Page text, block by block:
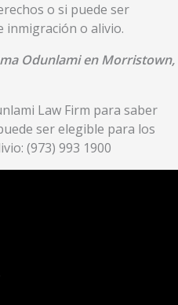
o si puede ser
inmigración o alivio.
Odunlami en Morristown,
Law Firm para saber
ser elegible para los
(973) 993 1900